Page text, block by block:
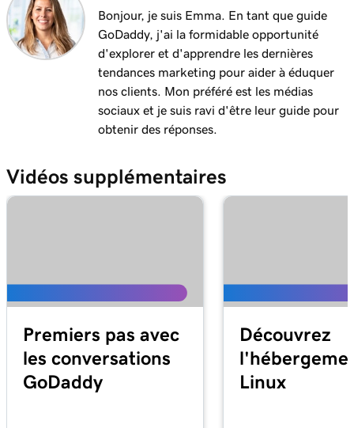
Envoyer mes articles de blog aux abonnés
Bonjour, je suis Emma. En tant que guide
GoDaddy, j'ai la formidable opportunité
d'explorer et d'apprendre les dernières
tendances marketing pour aider à éduquer
nos clients. Mon préféré est les médias
sociaux et je suis ravi d'être leur guide pour
obtenir des réponses.
Vidéos supplémentaires
Premiers pas avec
les conversations
GoDaddy
Découvrez
Linux